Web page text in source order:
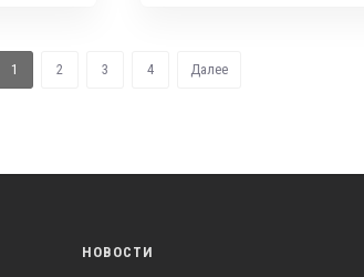
1 2 3 4 Далее
НОВОСТИ